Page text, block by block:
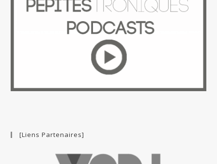
[Liens Partenaires]